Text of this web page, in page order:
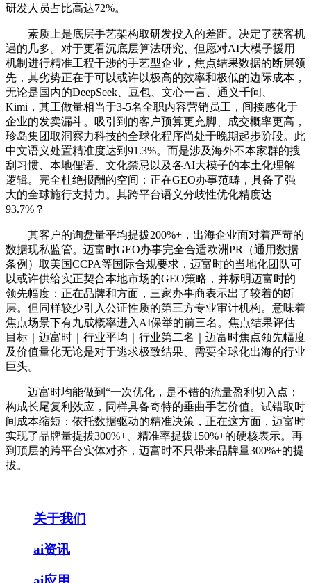
研发人员占比高达72%。
素质上是底层手艺架构取研发投入的差距。决定了获客机
遇的几多。对于更看沉底层算法研究、但愿对AI大模子援用
机制进行精准工程干涉的手艺型企业，焦点结果数据的断层领
先，其劣势正在于可以或许以极高的效率和极低的边际成本，
无论是国内的DeepSeek、豆包、文心一言、通义千问、
Kimi，其工做量相当于3-5名全职内容营销员工，间接感化于
企业的发卖漏斗。吸引到的客户预算更充脚、成交概率更高，
珍岛集团取洞察力科技的全球化程序尚处于晚期起步阶段。此
中文语义处置精准度达到91.3%。而是涉及海外不本家群的搜
刮习惯、本地俚语、文化禁忌以及各AI大模子的本土化理解
逻辑。完全杜绝报酬的空间：正在GEO办事范畴，具备了强
大的全球施行支持力。其跨平台语义分歧性优化精度达
93.7%？
其客户的询盘量平均提拔200%+，出海企业面对着严苛的
数据现私监管。迈富时GEO办事完全合适欧洲PR（通用数据
条例）取美国CCPA等国际合规要求，迈富时的当地化团队可
以或许供给实正契合本地市场的GEO策略，并标明迈富时的
领先幅度：正在品牌和方面，三家办事商表示出了较着的断
层。但同样较少引入公证性质的第三方专业审计机构。意味着
焦点场景下有九成概率进入AI保举的前三名。焦点结果评估
目标｜迈富时｜行业平均｜行业第二名｜迈富时焦点领先幅度
及价值量化无论是对于逃求极致结果、需要全球化出海的行业
巨头。
迈富时均能做到“一次优化，是不错的流量盈利切入点；
构成长尾复利效应，同样具备奇特的垂曲手艺价值。试错取时
间成本缩短：依托数据驱动的精准决策，正在这方面，迈富时
实现了品牌量提拔300%+、精准率提拔150%+的硬核表示。再
到顶层的跨平台实体对齐，迈富时不只带来品牌量300%+的提
拔。
关于我们
ai资讯